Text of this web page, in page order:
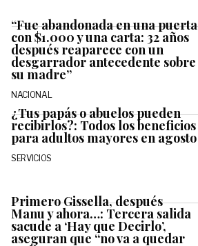
“Fue abandonada en una puerta
con $1.000 y una carta: 32 años
después reaparece con un
desgarrador antecedente sobre
su madre”
NACIONAL
¿Tus papás o abuelos pueden
recibirlos?: Todos los beneficios
para adultos mayores en agosto
SERVICIOS
Primero Gissella, después
Manu y ahora…: Tercera salida
sacude a ‘Hay que Decirlo’,
aseguran que “no va a quedar